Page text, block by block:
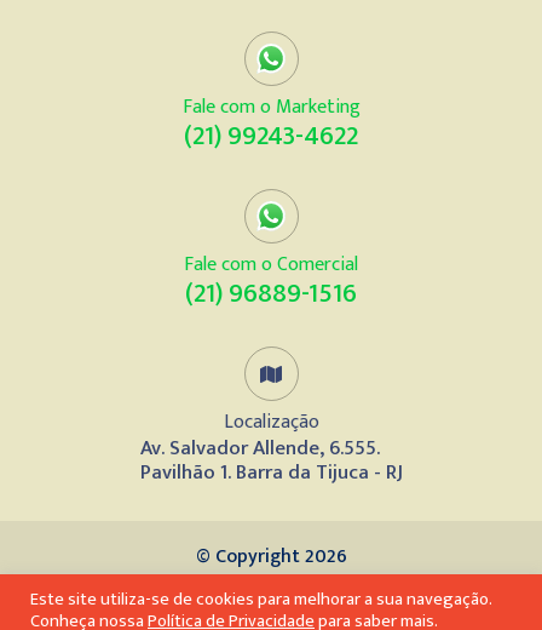
Fale com o Marketing
(21) 99243-4622
Fale com o Comercial
(21) 96889-1516
Localização
Av. Salvador Allende, 6.555.
Pavilhão 1. Barra da Tijuca - RJ
© Copyright 2026
Desenvolvido por
Este site utiliza-se de cookies para melhorar a sua navegação.
Conheça nossaPolítica de Privacidadepara saber mais.